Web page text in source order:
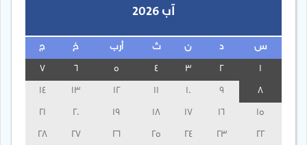
آب 2026
س ن ث أرب خ ج
3
13
14
15
16
17
18
19
20
21
22
23
24
25
26
27
28